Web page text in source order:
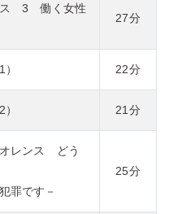
ス 3 働く女性
27分
22分
21分
オレンス どう
罪です－
25分